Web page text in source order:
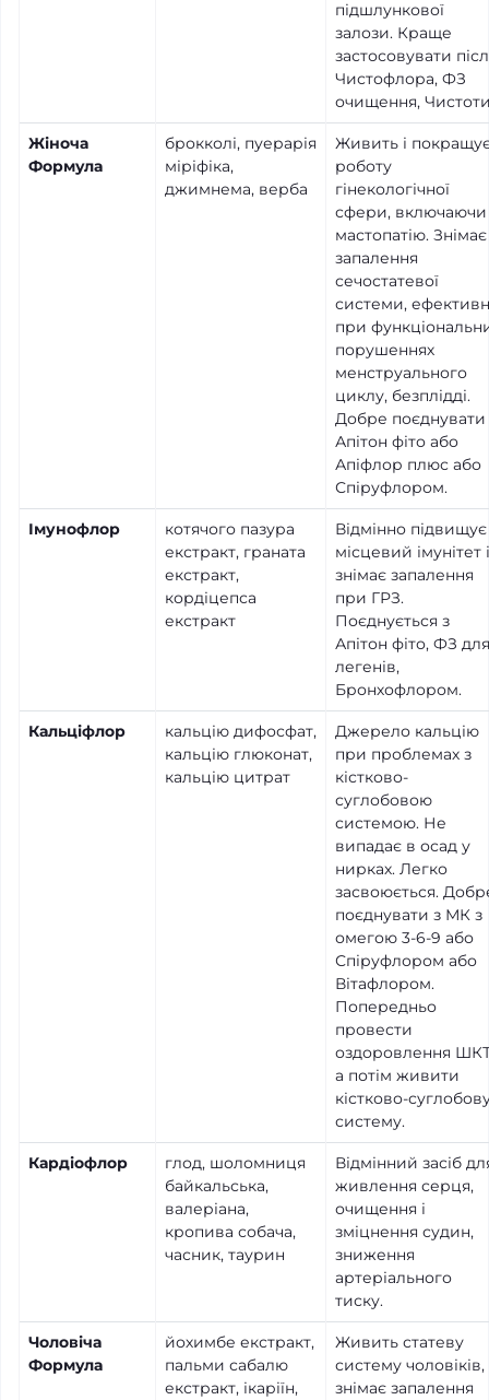
підшлункової
залози. Краще
застосовувати
Чистофлора, ФЗ
очищення,
Жіноча
Формула
брокколі, пуерарія
міріфіка,
джимнема, верба
Живить і
роботу
гінекологічної
сфери, включаючи
мастопатію. Знімає
запалення
сечостатевої
системи,
при
порушеннях
менструального
циклу, безплідді.
Добре поєднувати
Апітон фіто або
Апіфлор плюс або
Спіруфлором.
Імунофлор
котячого пазура
екстракт, граната
екстракт,
кордіцепса
екстракт
Відмінно підвищує
місцевий імунітет і
знімає запалення
при ГРЗ.
Поєднується з
Апітон фіто, ФЗ для
легенів,
Бронхофлором.
Кальціфлор
кальцію дифосфат,
кальцію глюконат,
кальцію цитрат
Джерело кальцію
при проблемах з
кістково-
суглобовою
системою. Не
випадає в осад у
нирках. Легко
засвоюється.
поєднувати з МК з
омегою 3-6-9 або
Спіруфлором або
Вітафлором.
Попередньо
провести
оздоровлення
а потім живити
кістково-
систему.
Кардіофлор
глод, шоломниця
байкальська,
валеріана,
кропива собача,
часник, таурин
Відмінний засіб
живлення серця,
очищення і
зміцнення судин,
зниження
артеріального
тиску.
Чоловіча
Формула
йохимбе екстракт,
пальми сабалю
екстракт, ікаріїн,
Живить статеву
систему чоловіків,
знімає запалення